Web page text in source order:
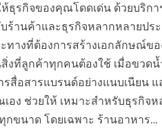
ธุรกิจของคุณโดดเด่น ด้วยบริกา
านค้าและธุรกิจหลากหลายประ
ทางที่ต้องการสร้างเอกลักษณ์ขอ
งที่ลูกค้าทุกคนต้องใช้ เมื่อขวด
อสารแบรนด์อย่างแนบเนียน แ
ง ช่วยให้ เหมาะสำหรับธุรกิจห
กขนาด โดยเฉพาะ ร้านอาหาร…